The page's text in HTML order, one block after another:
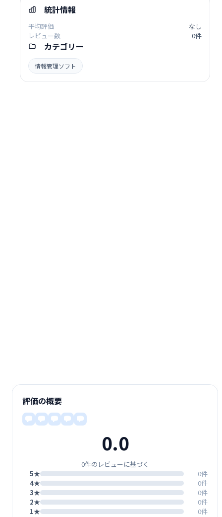
統計情報
平均評価
なし
レビュー数
0件
カテゴリー
情報管理ソフト
評価の概要
0.0
0件のレビューに基づく
5★
0件
4★
0件
3★
0件
2★
0件
1★
0件